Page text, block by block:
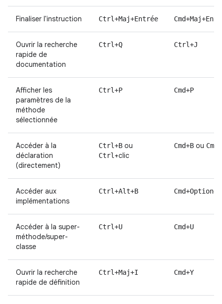
Finaliser l'instruction Ctrl+Maj+Entrée
Ouvrir la recherche
rapide de
documentation
Ctrl+Q Ctrl+J
Afficher les
paramètres de la
méthode
sélectionnée
Ctrl+P Cmd+P
Accéder à la
déclaration
(directement)
Ctrl+B ou
Ctrl +clic
Cmd+B ou Cmd
Accéder aux
implémentations
Ctrl+Alt+B Cmd+Option+B
Accéder à la super-
méthode/super-
classe
Ctrl+U Cmd+U
Ouvrir la recherche
rapide de définition
Ctrl+Maj+I Cmd+Y